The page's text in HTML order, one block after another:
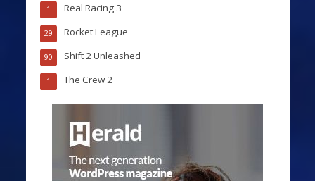
Real Racing 3
1
Rocket League
29
Shift 2 Unleashed
90
The Crew 2
1